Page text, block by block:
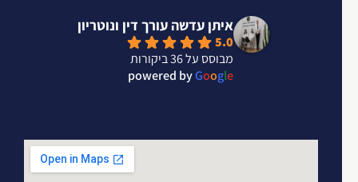
איתן עדשה עורך דין ונוטריון
5.0
מבוסס על 36 ביקורות
powered byGoogl